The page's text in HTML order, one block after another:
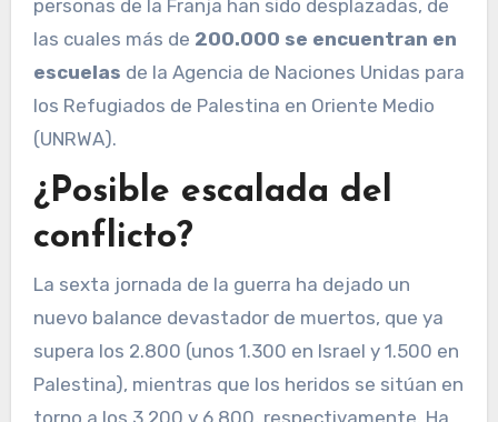
personas de la Franja han sido desplazadas, de
las cuales más de 200.000 se encuentran en
escuelas de la Agencia de Naciones Unidas para
los Refugiados de Palestina en Oriente Medio
(UNRWA).
¿Posible escalada del
conflicto?
La sexta jornada de la guerra ha dejado un
nuevo balance devastador de muertos, que ya
supera los 2.800 (unos 1.300 en Israel y 1.500 en
Palestina), mientras que los heridos se sitúan en